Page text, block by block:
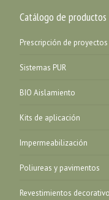
Catálogo de productos
Prescripción de proyectos
Sistemas PUR
BIO Aislamiento
Kits de aplicación
Impermeabilización
Poliureas y pavimentos
Revestimientos